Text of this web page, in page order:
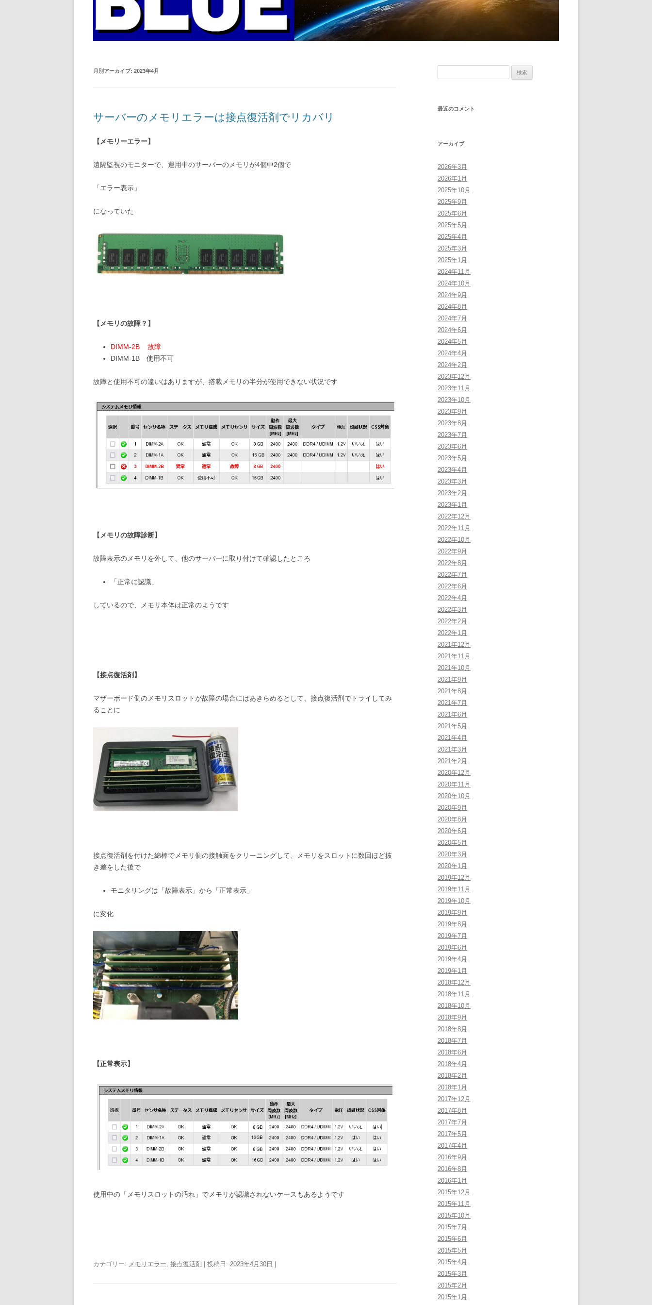
月別アーカイブ: 2023年4月
サーバーのメモリエラーは接点復活剤でリカバリ
【メモリーエラー】
遠隔監視のモニターで、運用中のサーバーのメモリが4個中2個で
「エラー表示」
になっていた
【メモリの故障？】
DIMM-2B 故障
DIMM-1B 使用不可
故障と使用不可の違いはありますが、搭載メモリの半分が使用できない状況です
【メモリの故障診断】
故障表示のメモリを外して、他のサーバーに取り付けて確認したところ
「正常に認識」
しているので、メモリ本体は正常のようです
【接点復活剤】
マザーボード側のメモリスロットが故障の場合にはあきらめるとして、接点復活剤でトライしてみ
ることに
接点復活剤を付けた綿棒でメモリ側の接触面をクリーニングして、メモリをスロットに数回ほど抜
き差をした後で
モニタリングは「故障表示」から「正常表示」
に変化
【正常表示】
使用中の「メモリスロットの汚れ」でメモリが認識されないケースもあるようです
カテゴリー: メモリエラー, 接点復活剤 | 投稿日: 2023年4月30日
最近のコメント
アーカイブ
2026年3月
2026年1月
2025年10月
2025年9月
2025年6月
2025年5月
2025年4月
2025年3月
2025年1月
2024年11月
2024年10月
2024年9月
2024年8月
2024年7月
2024年6月
2024年5月
2024年4月
2024年2月
2023年12月
2023年11月
2023年10月
2023年9月
2023年8月
2023年7月
2023年6月
2023年5月
2023年4月
2023年3月
2023年2月
2023年1月
2022年12月
2022年11月
2022年10月
2022年9月
2022年8月
2022年7月
2022年6月
2022年4月
2022年3月
2022年2月
2022年1月
2021年12月
2021年11月
2021年10月
2021年9月
2021年8月
2021年7月
2021年6月
2021年5月
2021年4月
2021年3月
2021年2月
2020年12月
2020年11月
2020年10月
2020年9月
2020年8月
2020年6月
2020年5月
2020年3月
2020年1月
2019年12月
2019年11月
2019年10月
2019年9月
2019年8月
2019年7月
2019年6月
2019年4月
2019年1月
2018年12月
2018年11月
2018年10月
2018年9月
2018年8月
2018年7月
2018年6月
2018年4月
2018年2月
2018年1月
2017年12月
2017年8月
2017年7月
2017年5月
2017年4月
2016年9月
2016年8月
2016年1月
2015年12月
2015年11月
2015年10月
2015年7月
2015年6月
2015年5月
2015年4月
2015年3月
2015年2月
2015年1月